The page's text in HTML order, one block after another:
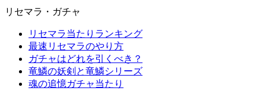
リセマラ・ガチャ
リセマラ当たりランキング
最速リセマラのやり方
ガチャはどれを引くべき？
竜鱗の妖剣と竜鱗シリーズ
魂の追憶ガチャ当たり